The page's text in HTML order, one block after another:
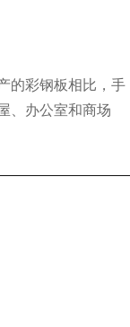
的彩钢板相比，手
、办公室和商场